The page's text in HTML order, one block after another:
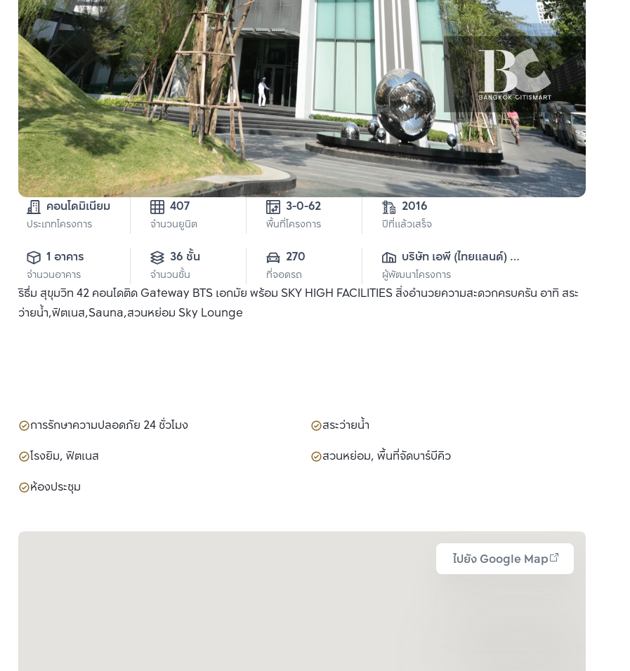
คอนโดมิเนียม
ประเภทโครงการ
407
จำนวนยูนิต
3-0-62
พื้นที่โครงการ
2016
ปีที่แล้วเสร็จ
1 อาคาร
จำนวนอาคาร
36 ชั้น
จำนวนชั้น
270
ที่จอดรถ
บริษัท เอพี (ไทยแลนด์)
จำกัด(มหาชน)
ผู้พัฒนาโครงการ
ริธึ่ม สุขุมวิท 42 คอนโดติด Gateway BTS เอกมัย พร้อม SKY HIGH FACILITIES สิ่งอำนวยความสะดวกครบครัน อาทิ สระ
ว่ายน้ำ,ฟิตเนส,Sauna,สวนหย่อม Sky Lounge
การรักษาความปลอดภัย 24 ชั่วโมง
สระว่ายน้ำ
โรงยิม, ฟิตเนส
สวนหย่อม, พื้นที่จัดบาร์บีคิว
ห้องประชุม
ไปยัง Google Map